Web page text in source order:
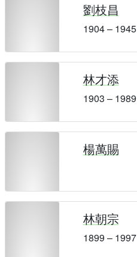
劉枝昌
1904 – 1945
林才添
1903 – 1989
楊萬賜
林朝宗
1899 – 1997